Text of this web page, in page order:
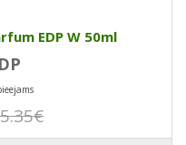
EDP W 50ml